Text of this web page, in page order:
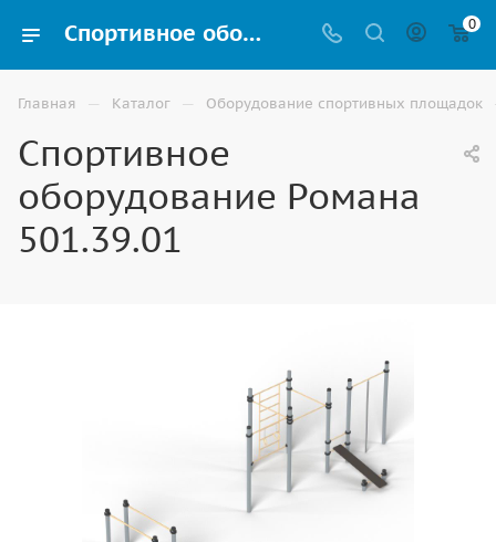
Спортивное оборудование Романа 501.39.01 для Воркаут площадки купить в Элисте 0
Главная — Каталог — Оборудование спортивных площадок
Спортивное
оборудование Романа
501.39.01